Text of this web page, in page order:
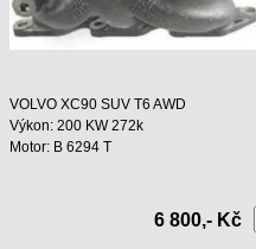
VOLVO XC90 SUV T6 AWD
Výkon: 200 KW 272k
Motor: B 6294 T
6 800,- Kč